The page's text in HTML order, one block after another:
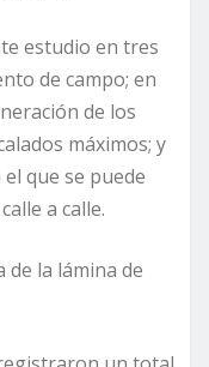
estudio en tres
de campo; en
de los
máximos; y
que se puede
a calle.
de la lámina de